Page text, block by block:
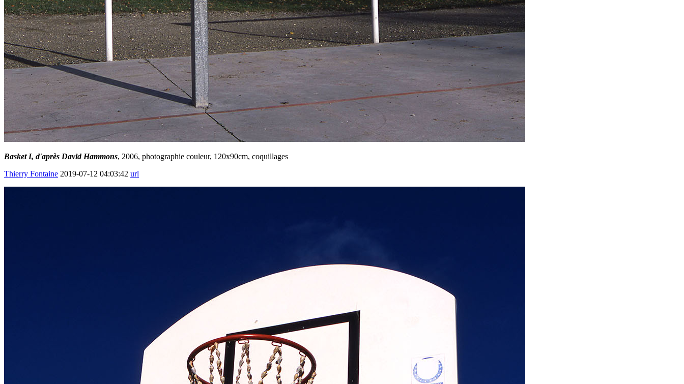
Basket I, d'après David Hammons, 2006, photographie couleur, 120x90cm, coquillages
Thierry Fontaine 2019-07-12 04:03:42 url